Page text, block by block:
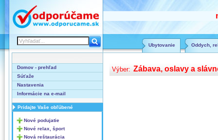
Oddych,
Ubytovanie
Domov - prehľad
Súťaže
Nastavenia
Informácie na e-mail
Pridajte Vaše obľúbené
Nové podujatie
Nové relax, šport
Nová reštaurácia
Výber: Zábava, oslavy a